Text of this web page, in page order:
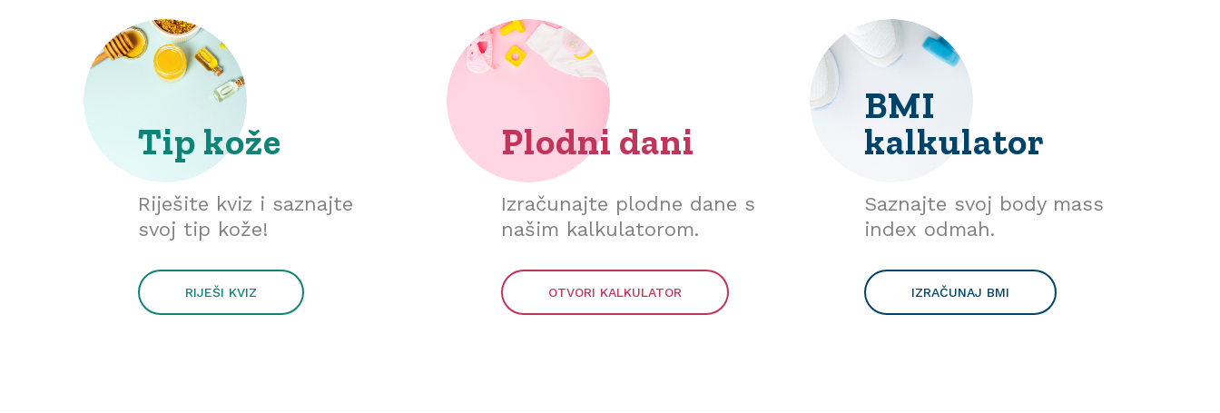
Tip kože
Riješite kviz i saznajte
svoj tip kože!
RIJEŠI KVIZ
Plodni dani
Izračunajte plodne dane s
našim kalkulatorom.
OTVORI KALKULATOR
BMI
kalkulator
Saznajte svoj body mass
index odmah.
IZRAČUNAJ BMI